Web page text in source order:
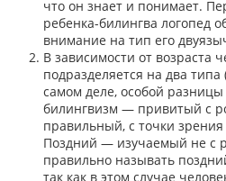
что он знает и понимает.
ребенка-билингва логопед
внимание на тип его
В зависимости от возраста
подразделяется на два
самом деле, особой
билингвизм — привитый с
правильный, с точки зрения
Поздний — изучаемый не с
правильно называть
так как в этом случае